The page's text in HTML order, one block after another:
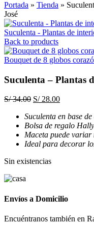
Portada » Tienda »
José
Suculenta - Plantas de
Back to products
Bouquet de 8 globos
S/34.00 El
original
era:
S/ 34.00.
S/28.00El
actual
es:
S/ 28.00.
Suculenta en base
Bolsa de regalo
Maceta puede variar
Ideal para decorar
Sin existencias
Envíos a Domicilio
Encuéntranos también en